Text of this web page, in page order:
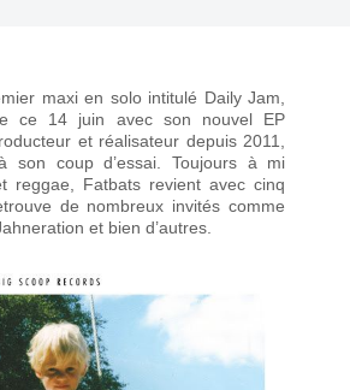
maxi en solo intitulé Daily Jam,
ce 14 juin avec son nouvel EP
et réalisateur depuis 2011,
son coup d’essai. Toujours à mi
reggae, Fatbats revient avec cinq
de nombreux invités comme
et bien d’autres.